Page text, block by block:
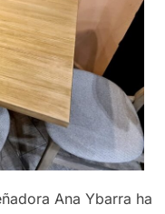
Ana Ybarra ha